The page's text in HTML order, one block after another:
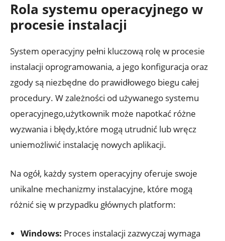
Rola systemu operacyjnego w
procesie instalacji
System operacyjny pełni kluczową rolę w procesie
instalacji oprogramowania, a jego konfiguracja oraz
zgody są niezbędne do prawidłowego biegu całej
procedury. W zależności od używanego systemu
operacyjnego,użytkownik może napotkać różne
wyzwania i błędy,które mogą utrudnić lub wręcz
uniemożliwić instalację nowych aplikacji.
Na ogół, każdy system operacyjny oferuje swoje
unikalne mechanizmy instalacyjne, które mogą
różnić się w przypadku głównych platform:
Windows: Proces instalacji zazwyczaj wymaga